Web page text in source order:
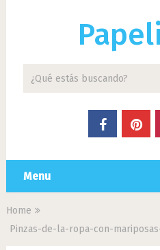
Menu
Home
Pinzas-de-la-ropa-con-